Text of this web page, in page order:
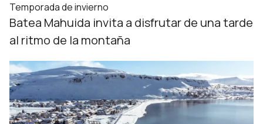
Temporada de invierno
Batea Mahuida invita a disfrutar de una tarde
al ritmo de la montaña